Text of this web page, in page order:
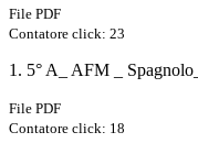
File PDF
Contatore click: 23
1. 5° A_ AFM _
File PDF
Contatore click: 18